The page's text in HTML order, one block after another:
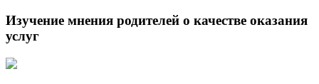
Изучение мнения родителей о качестве оказания
услуг